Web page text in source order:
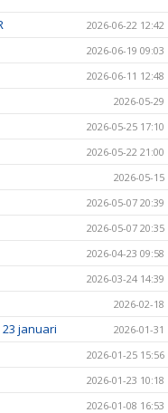
2026-06-22 12:42
2026-06-19 09:03
2026-06-11 12:48
2026-05-29
2026-05-25 17:10
2026-05-22 21:00
2026-05-15
2026-05-07 20:39
2026-05-07 20:35
2026-04-23 09:58
2026-03-24 14:39
2026-02-18
januari 2026-01-31
2026-01-25 15:56
2026-01-23 10:18
2026-01-08 16:53